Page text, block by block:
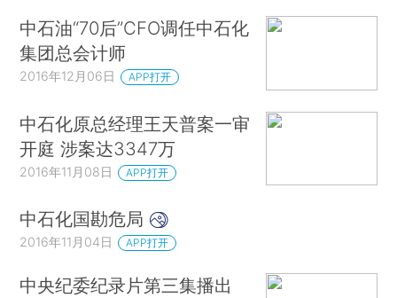
中石油“70后”CFO调任中石化
集团总会计师
2016年12月06日 APP打开
中石化原总经理王天普案一审
开庭 涉案达3347万
2016年11月08日 APP打开
中石化国勘危局
2016年11月04日 APP打开
中央纪委纪录片第三集播出